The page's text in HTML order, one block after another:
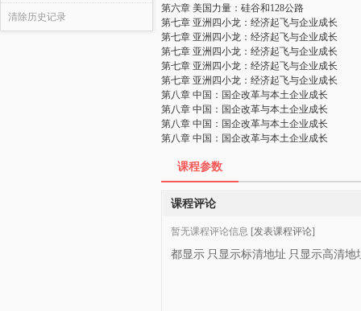
清除历史记录
第六章 美国力量：硅谷和128公路
第七章 亚洲四小龙：经济起飞与企业成长
第七章 亚洲四小龙：经济起飞与企业成长
第七章 亚洲四小龙：经济起飞与企业成长
第七章 亚洲四小龙：经济起飞与企业成长
第七章 亚洲四小龙：经济起飞与企业成长
第八章 中国：国企改革与本土企业成长
第八章 中国：国企改革与本土企业成长
第八章 中国：国企改革与本土企业成长
第八章 中国：国企改革与本土企业成长
课程参数
课程评论
暂无课程评论信息 [发表课程评论]
都显示 只显示标清地址 只显示高清地